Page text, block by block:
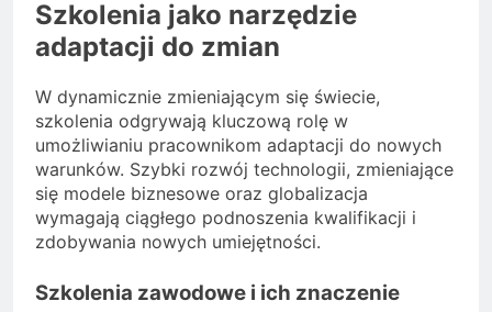
Szkolenia jako narzędzie
adaptacji do zmian
W dynamicznie zmieniającym się świecie,
szkolenia odgrywają kluczową rolę w
umożliwianiu pracownikom adaptacji do nowych
warunków. Szybki rozwój technologii, zmieniające
się modele biznesowe oraz globalizacja
wymagają ciągłego podnoszenia kwalifikacji i
zdobywania nowych umiejętności.
Szkolenia zawodowe i ich znaczenie